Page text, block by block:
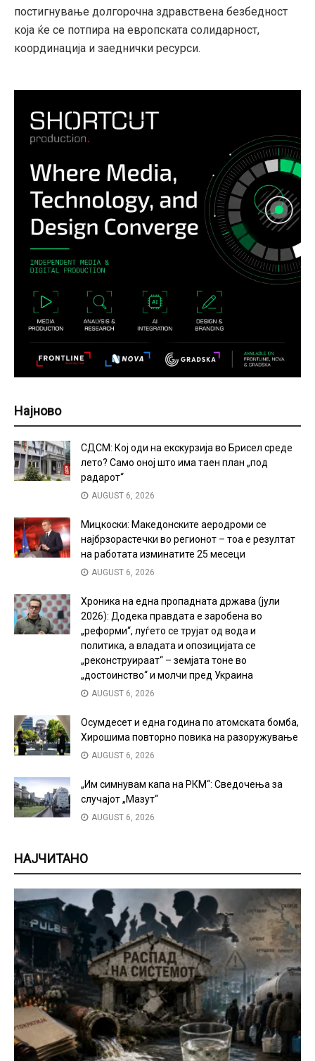
постигнување долгорочна здравствена безбедност
која ќе се потпира на европската солидарност,
координација и заеднички ресурси.
Најново
СДСМ: Кој оди на екскурзија во Брисел среде
лето? Само оној што има таен план „под
радарот“
AUGUST 6, 2026
Мицкоски: Македонските аеродроми се
најбрзорастечки во регионот – тоа е резултат
на работата изминатите 25 месеци
AUGUST 6, 2026
Хроника на една пропадната држава (јули
2026): Додека правдата е заробена во
„реформи“, луѓето се трујат од вода и
политика, а владата и опозицијата се
„реконструираат“ – земјата тоне во
„достоинство“ и молчи пред Украина
AUGUST 6, 2026
Осумдесет и една година по атомската бомба,
Хирошима повторно повика на разоружување
AUGUST 6, 2026
„Им симнувам капа на РКМ“: Сведочења за
случајот „Мазут“
AUGUST 6, 2026
НАЈЧИТАНО